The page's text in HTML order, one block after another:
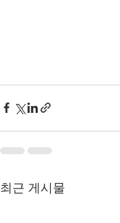
최근 게시물